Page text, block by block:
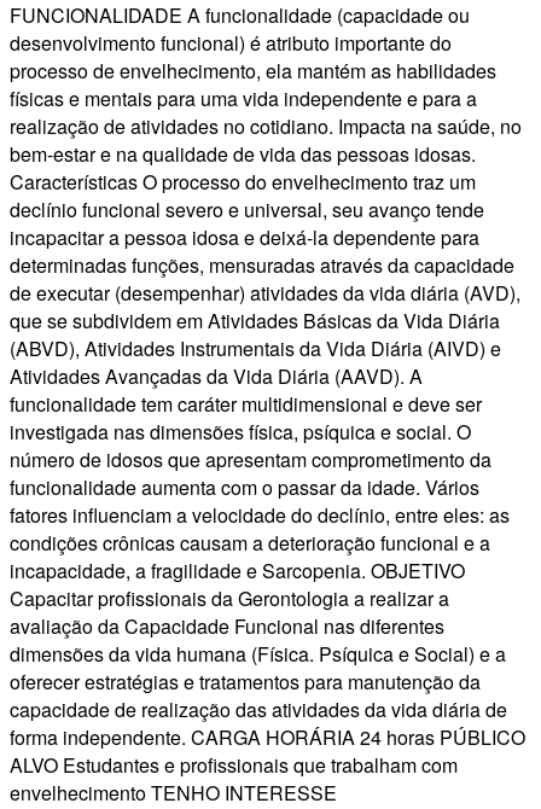
FUNCIONALIDADE A funcionalidade (capacidade ou
desenvolvimento funcional) é atributo importante do
processo de envelhecimento, ela mantém as habilidades
físicas e mentais para uma vida independente e para a
realização de atividades no cotidiano. Impacta na saúde, no
bem-estar e na qualidade de vida das pessoas idosas.
Características O processo do envelhecimento traz um
declínio funcional severo e universal, seu avanço tende
incapacitar a pessoa idosa e deixá-la dependente para
determinadas funções, mensuradas através da capacidade
de executar (desempenhar) atividades da vida diária (AVD),
que se subdividem em Atividades Básicas da Vida Diária
(ABVD), Atividades Instrumentais da Vida Diária (AIVD) e
Atividades Avançadas da Vida Diária (AAVD). A
funcionalidade tem caráter multidimensional e deve ser
investigada nas dimensões física, psíquica e social. O
número de idosos que apresentam comprometimento da
funcionalidade aumenta com o passar da idade. Vários
fatores influenciam a velocidade do declínio, entre eles: as
condições crônicas causam a deterioração funcional e a
incapacidade, a fragilidade e Sarcopenia. OBJETIVO
Capacitar profissionais da Gerontologia a realizar a
avaliação da Capacidade Funcional nas diferentes
dimensões da vida humana (Física. Psíquica e Social) e a
oferecer estratégias e tratamentos para manutenção da
capacidade de realização das atividades da vida diária de
forma independente. CARGA HORÁRIA 24 horas PÚBLICO
ALVO Estudantes e profissionais que trabalham com
envelhecimento TENHO INTERESSE